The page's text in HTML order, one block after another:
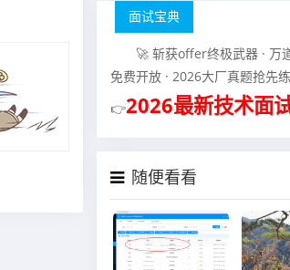
面试宝典
🚀 斩获offer终极武器 · 万
免费开放 · 2026大厂真题抢先
👉2026最新技术面
随便看看